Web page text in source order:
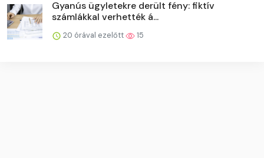
Gyanús ügyletekre derült fény: fiktív
számlákkal verhették á...
20 órával ezelőtt 15